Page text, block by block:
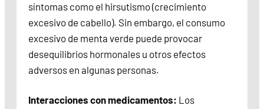
síntomas como el hirsutismo (crecimiento
excesivo de cabello). Sin embargo, el consumo
excesivo de menta verde puede provocar
desequilibrios hormonales u otros efectos
adversos en algunas personas.
Interacciones con medicamentos: Los